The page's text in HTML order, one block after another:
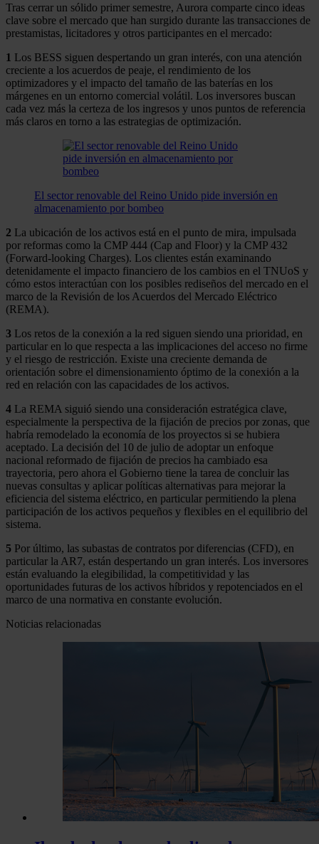
Tras cerrar un sólido primer semestre, Aurora comparte cinco ideas
clave sobre el mercado que han surgido durante las transacciones de
prestamistas, licitadores y otros participantes en el mercado:
1 Los BESS siguen despertando un gran interés, con una atención
creciente a los acuerdos de peaje, el rendimiento de los
optimizadores y el impacto del tamaño de las baterías en los
márgenes en un entorno comercial volátil. Los inversores buscan
cada vez más la certeza de los ingresos y unos puntos de referencia
más claros en torno a las estrategias de optimización.
El sector renovable del Reino Unido pide inversión en
almacenamiento por bombeo
2 La ubicación de los activos está en el punto de mira, impulsada
por reformas como la CMP 444 (Cap and Floor) y la CMP 432
(Forward-looking Charges). Los clientes están examinando
detenidamente el impacto financiero de los cambios en el TNUoS y
cómo estos interactúan con los posibles rediseños del mercado en el
marco de la Revisión de los Acuerdos del Mercado Eléctrico
(REMA).
3 Los retos de la conexión a la red siguen siendo una prioridad, en
particular en lo que respecta a las implicaciones del acceso no firme
y el riesgo de restricción. Existe una creciente demanda de
orientación sobre el dimensionamiento óptimo de la conexión a la
red en relación con las capacidades de los activos.
4 La REMA siguió siendo una consideración estratégica clave,
especialmente la perspectiva de la fijación de precios por zonas, que
habría remodelado la economía de los proyectos si se hubiera
aceptado. La decisión del 10 de julio de adoptar un enfoque
nacional reformado de fijación de precios ha cambiado esa
trayectoria, pero ahora el Gobierno tiene la tarea de concluir las
nuevas consultas y aplicar políticas alternativas para mejorar la
eficiencia del sistema eléctrico, en particular permitiendo la plena
participación de los activos pequeños y flexibles en el equilibrio del
sistema.
5 Por último, las subastas de contratos por diferencias (CFD), en
particular la AR7, están despertando un gran interés. Los inversores
están evaluando la elegibilidad, la competitividad y las
oportunidades futuras de los activos híbridos y repotenciados en el
marco de una normativa en constante evolución.
Noticias relacionadas